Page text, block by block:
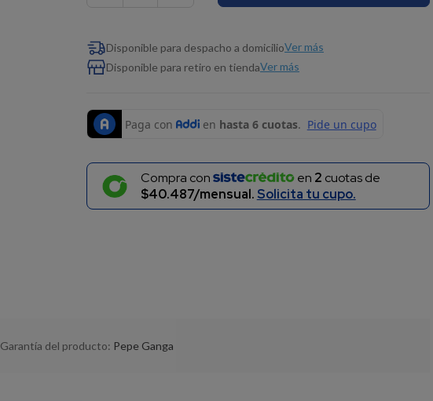
Disponible para despacho a domicilioVer más
Disponible para retiro en tiendaVer más
Compra con en 2 cuotas de
$40.487/mensual. Solicita tu cupo.
Garantía del producto: Pepe Ganga